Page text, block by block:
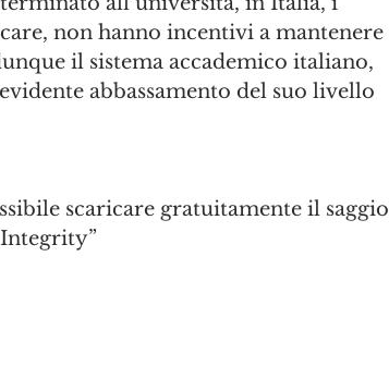
non hanno incentivi a mantenere
il sistema accademico italiano,
abbassamento del suo livello
scaricare gratuitamente il saggio